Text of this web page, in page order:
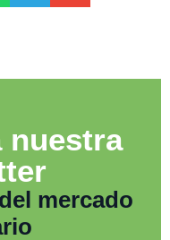
nuestra
mercado